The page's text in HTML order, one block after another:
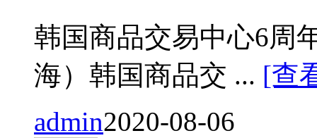
韩国商品交易中心6周
海）韩国商品交 ... [查
admin2020-08-06